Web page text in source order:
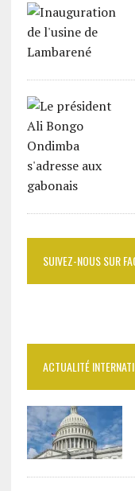
SUIVEZ-NOUS SUR
ACTUALITÉ